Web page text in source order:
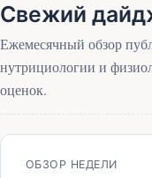
Свежий
Ежемесячный обзор
нутрициологии и
оценок.
ОБЗОР НЕДЕЛИ